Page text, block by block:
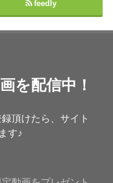
feedly
を配信中！
頂けたら、サイト
す♪